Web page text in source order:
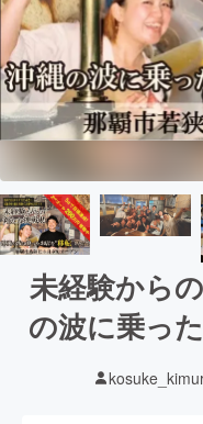
未経験から
の波に乗っ